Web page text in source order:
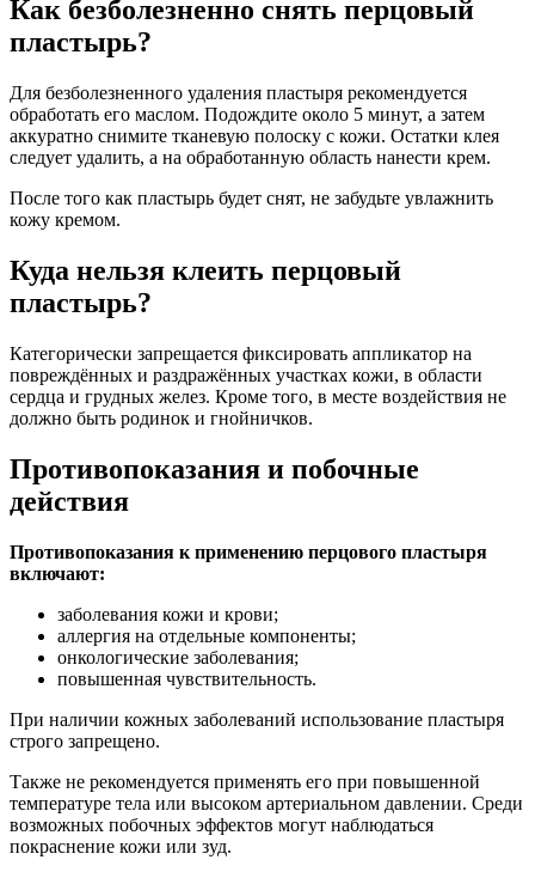
Как безболезненно снять перцовый
пластырь?
Для безболезненного удаления пластыря рекомендуется
обработать его маслом. Подождите около 5 минут, а затем
аккуратно снимите тканевую полоску с кожи. Остатки клея
следует удалить, а на обработанную область нанести крем.
После того как пластырь будет снят, не забудьте увлажнить
кожу кремом.
Куда нельзя клеить перцовый
пластырь?
Категорически запрещается фиксировать аппликатор на
повреждённых и раздражённых участках кожи, в области
сердца и грудных желез. Кроме того, в месте воздействия не
должно быть родинок и гнойничков.
Противопоказания и побочные
действия
Противопоказания к применению перцового пластыря
включают:
заболевания кожи и крови;
аллергия на отдельные компоненты;
онкологические заболевания;
повышенная чувствительность.
При наличии кожных заболеваний использование пластыря
строго запрещено.
Также не рекомендуется применять его при повышенной
температуре тела или высоком артериальном давлении. Среди
возможных побочных эффектов могут наблюдаться
покраснение кожи или зуд.